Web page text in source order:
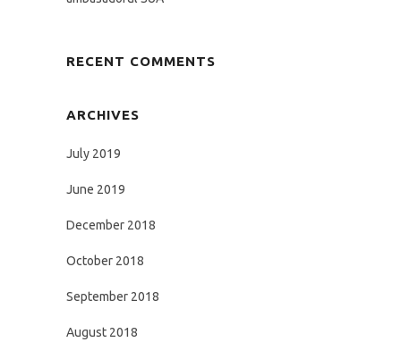
RECENT COMMENTS
ARCHIVES
July 2019
June 2019
December 2018
October 2018
September 2018
August 2018